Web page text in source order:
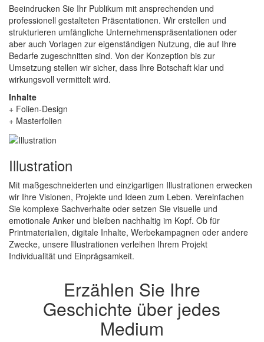
Beeindrucken Sie Ihr Publikum mit ansprechenden und
professionell gestalteten Präsentationen. Wir erstellen und
strukturieren umfängliche Unternehmenspräsentationen oder
aber auch Vorlagen zur eigenständigen Nutzung, die auf Ihre
Bedarfe zugeschnitten sind. Von der Konzeption bis zur
Umsetzung stellen wir sicher, dass Ihre Botschaft klar und
wirkungsvoll vermittelt wird.
Inhalte
+ Folien-Design
+ Masterfolien
Illustration
Mit maßgeschneiderten und einzigartigen Illustrationen erwecken
wir Ihre Visionen, Projekte und Ideen zum Leben. Vereinfachen
Sie komplexe Sachverhalte oder setzen Sie visuelle und
emotionale Anker und bleiben nachhaltig im Kopf. Ob für
Printmaterialien, digitale Inhalte, Werbekampagnen oder andere
Zwecke, unsere Illustrationen verleihen Ihrem Projekt
Individualität und Einprägsamkeit.
Erzählen Sie Ihre
Geschichte über jedes
Medium